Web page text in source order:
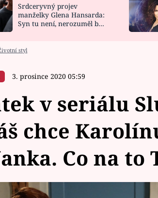
CELEBRITY
VAŘENÍ
Srdceryvný projev
manželky Glena Hansarda:
Syn tu není, nerozuměl by
styl
3. prosince 2020 05:59
v seriálu
chce
Co na to